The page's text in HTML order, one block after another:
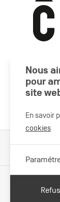
Nous
pour
site
En savoir
cookies